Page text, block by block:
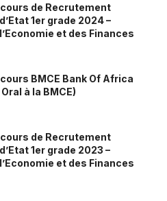
de Recrutement
1er grade 2024 –
et des Finances
BMCE Bank Of Africa
à la BMCE)
de Recrutement
1er grade 2023 –
et des Finances